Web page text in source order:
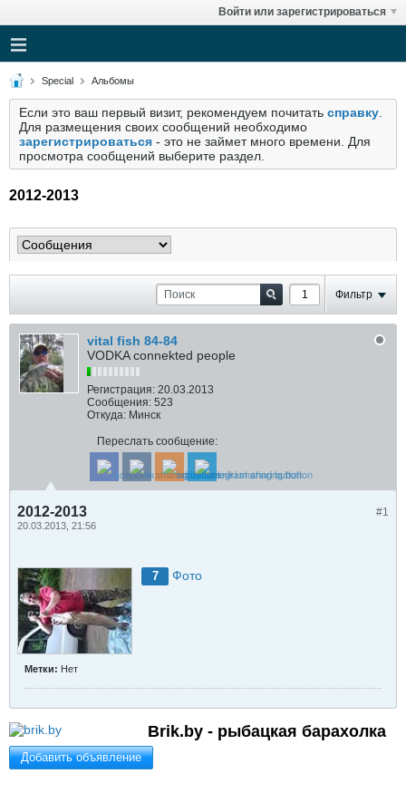
Войти или зарегистрироваться
Special Альбомы
Если это ваш первый визит, рекомендуем почитать справку
Для размещения своих сообщений необходимо
зарегистрироваться - это не займет много времени. Для
просмотра сообщений выберите раздел.
2012-2013
Фильтр
vital fish 84-84
VODKA connekted people
Регистрация: 20.03.2013
Сообщения: 523
Откуда: Минск
Переслать сообщение:
#1
2012-2013
20.03.2013, 21:56
7 Фото
Метки: Нет
Brik.by - рыбацкая барахолка
Добавить объявление